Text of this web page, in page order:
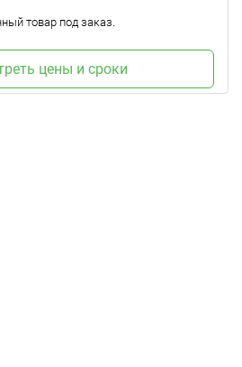
товар под заказ.
цены и сроки